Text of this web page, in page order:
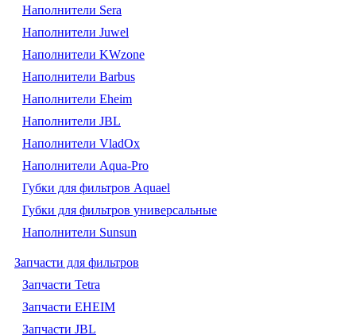
Наполнители Sera
Наполнители Juwel
Наполнители KWzone
Наполнители Barbus
Наполнители Eheim
Наполнители JBL
Наполнители VladOx
Наполнители Aqua-Pro
Губки для фильтров Aquael
Губки для фильтров универсальные
Наполнители Sunsun
Запчасти для фильтров
Запчасти Tetra
Запчасти EHEIM
Запчасти JBL